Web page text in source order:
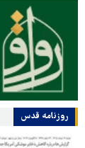
روزنامه قدس